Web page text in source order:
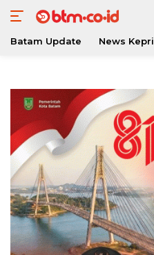
konten
Batam Update News Kepri